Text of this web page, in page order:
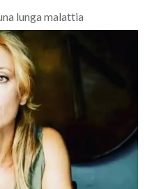
lunga malattia